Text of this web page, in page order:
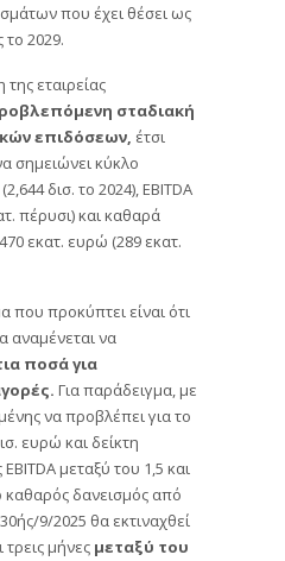
που έχει θέσει ως
το 2029.
της εταιρείας
σταδιακή
επιδόσεων, έτσι
σημειώνει κύκλο
δισ. το 2024), EBITDA
πέρυσι) και καθαρά
εκατ. ευρώ (289 εκατ.
προκύπτει είναι ότι
αναμένεται να
ποσά για
Για παράδειγμα, με
να προβλέπει για το
ευρώ και δείκτη
μεταξύ του 1,5 και
καθαρός δανεισμός από
9/2025 θα εκτιναχθεί
μήνες μεταξύ του